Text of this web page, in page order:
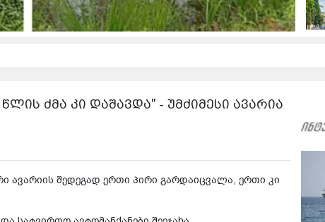
ძმა კი დაშავდა" - უმძიმესი ავარია
შედეგად ერთი პირი გარდაიცვალა, ერთი კი